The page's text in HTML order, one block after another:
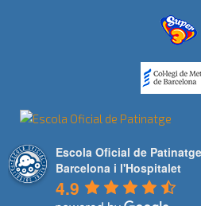
Escola Oficial de
Barcelona i l'Hospitalet
4.9